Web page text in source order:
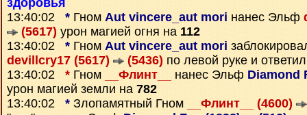
здоровья
13:40:02 * Гном Aut vincere_aut mori нанес Эльф
(5617) урон магией огня на 112
13:40:02 * Гном Aut vincere_aut mori
devillcry17 (5617)
(5436) по левой руке и
13:40:02 * Гном __Флинт__ нанес Эльф Diamond
урон магией земли на 782
13:40:02 * Злопамятный Гном
__Флинт__ (4600)